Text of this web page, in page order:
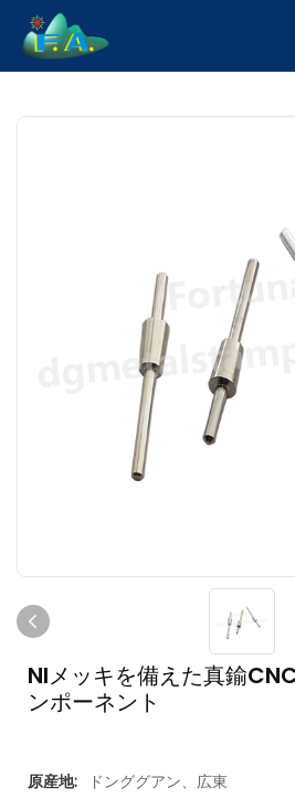
NIメッキを備えた真鍮
ンポーネント
原産地:
ドンググアン、広東